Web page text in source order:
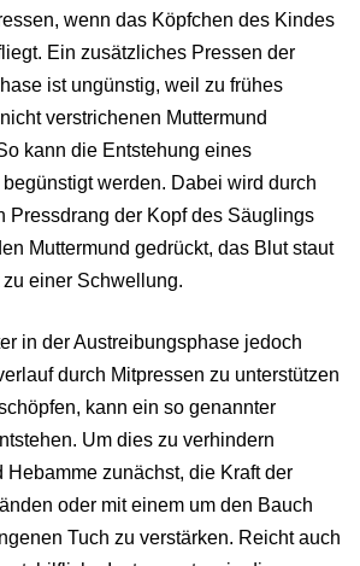
wenn das Köpfchen des Kindes
Ein zusätzliches Pressen der
ist ungünstig, weil zu frühes
verstrichenen Muttermund
kann die Entstehung eines
werden. Dabei wird durch
Pressdrang der Kopf des Säuglings
Muttermund gedrückt, das Blut staut
einer Schwellung.
in der Austreibungsphase jedoch
durch Mitpressen zu unterstützen
kann ein so genannter
Um dies zu verhindern
Hebamme zunächst, die Kraft der
oder mit einem um den Bauch
Tuch zu verstärken. Reicht auch